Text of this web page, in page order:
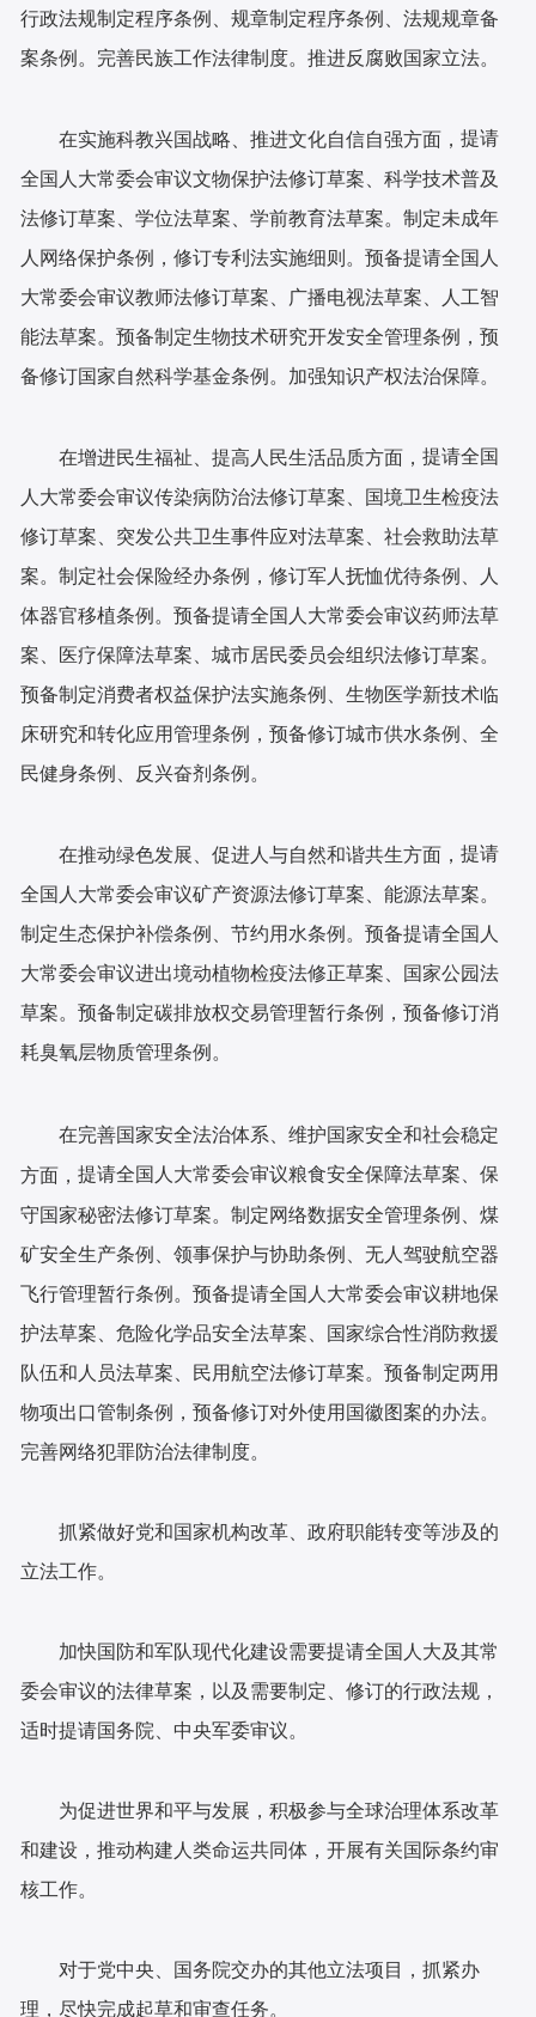
行政法规制定程序条例、规章制定程序条例、法规规章备
案条例。完善民族工作法律制度。推进反腐败国家立法。
在实施科教兴国战略、推进文化自信自强方面，提请
全国人大常委会审议文物保护法修订草案、科学技术普及
法修订草案、学位法草案、学前教育法草案。制定未成年
人网络保护条例，修订专利法实施细则。预备提请全国人
大常委会审议教师法修订草案、广播电视法草案、人工智
能法草案。预备制定生物技术研究开发安全管理条例，预
备修订国家自然科学基金条例。加强知识产权法治保障。
在增进民生福祉、提高人民生活品质方面，提请全国
人大常委会审议传染病防治法修订草案、国境卫生检疫法
修订草案、突发公共卫生事件应对法草案、社会救助法草
案。制定社会保险经办条例，修订军人抚恤优待条例、人
体器官移植条例。预备提请全国人大常委会审议药师法草
案、医疗保障法草案、城市居民委员会组织法修订草案。
预备制定消费者权益保护法实施条例、生物医学新技术临
床研究和转化应用管理条例，预备修订城市供水条例、全
民健身条例、反兴奋剂条例。
在推动绿色发展、促进人与自然和谐共生方面，提请
全国人大常委会审议矿产资源法修订草案、能源法草案。
制定生态保护补偿条例、节约用水条例。预备提请全国人
大常委会审议进出境动植物检疫法修正草案、国家公园法
草案。预备制定碳排放权交易管理暂行条例，预备修订消
耗臭氧层物质管理条例。
在完善国家安全法治体系、维护国家安全和社会稳定
方面，提请全国人大常委会审议粮食安全保障法草案、保
守国家秘密法修订草案。制定网络数据安全管理条例、煤
矿安全生产条例、领事保护与协助条例、无人驾驶航空器
飞行管理暂行条例。预备提请全国人大常委会审议耕地保
护法草案、危险化学品安全法草案、国家综合性消防救援
队伍和人员法草案、民用航空法修订草案。预备制定两用
物项出口管制条例，预备修订对外使用国徽图案的办法。
完善网络犯罪防治法律制度。
抓紧做好党和国家机构改革、政府职能转变等涉及的
立法工作。
加快国防和军队现代化建设需要提请全国人大及其常
委会审议的法律草案，以及需要制定、修订的行政法规，
适时提请国务院、中央军委审议。
为促进世界和平与发展，积极参与全球治理体系改革
和建设，推动构建人类命运共同体，开展有关国际条约审
核工作。
对于党中央、国务院交办的其他立法项目，抓紧办
理，尽快完成起草和审查任务。